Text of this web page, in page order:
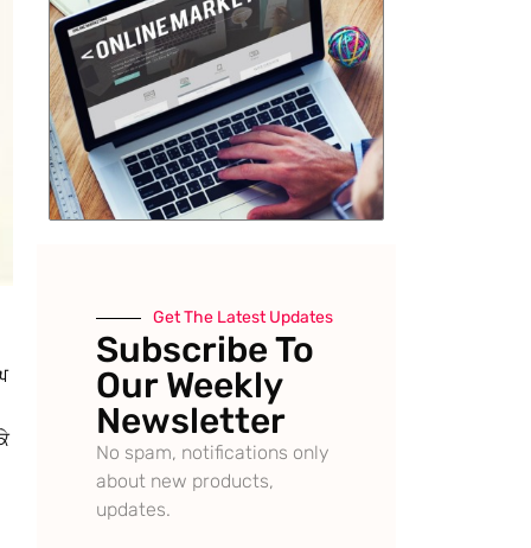
Get The Latest Updates
Subscribe To
Our Weekly
Newsletter
No spam, notifications only
about new products,
updates.